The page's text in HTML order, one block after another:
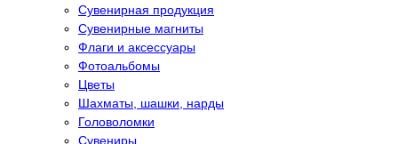
Сувенирная продукция
Сувенирные магниты
Флаги и аксессуары
Фотоальбомы
Цветы
Шахматы, шашки, нарды
Головоломки
Сувениры